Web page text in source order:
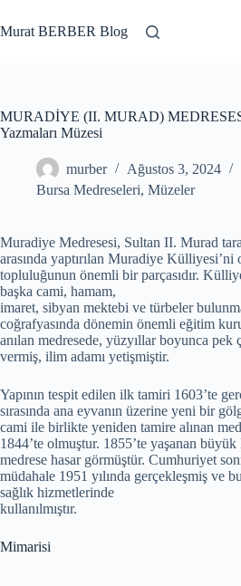
to
content
Murat BERBER Blog
MURADİYE (II. MURAD)
Yazmaları Müzesi
murber
Ağustos 3, 2024
Bursa Medreseleri, Müzeler
Muradiye Medresesi, Sultan II. Murad
arasında yaptırılan Muradiye Külliyesi’ni
topluluğunun önemli bir parçasıdır.
başka cami, hamam,
imaret, sibyan mektebi ve türbeler
coğrafyasında dönemin önemli eğitim
anılan medresede, yüzyıllar boyunca pek
vermiş, ilim adamı yetişmiştir.
Yapının tespit edilen ilk tamiri 1603’te
sırasında ana eyvanın üzerine yeni bir
cami ile birlikte yeniden tamire alınan
1844’te olmuştur. 1855’te yaşanan
medrese hasar görmüştür. Cumhuriyet
müdahale 1951 yılında gerçekleşmiş ve
sağlık hizmetlerinde
kullanılmıştır.
Mimarisi